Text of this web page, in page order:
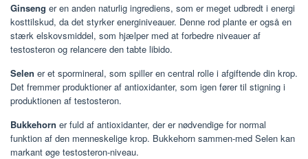
Ginseng er en anden naturlig ingrediens, som er meget udbredt i energi
kosttilskud, da det styrker energiniveauer. Denne rod plante er også en
stærk elskovsmiddel, som hjælper med at forbedre niveauer af
testosteron og relancere den tabte libido.
Selen er et spormineral, som spiller en central rolle i afgiftende din krop.
Det fremmer produktioner af antioxidanter, som igen fører til stigning i
produktionen af testosteron.
Bukkehorn er fuld af antioxidanter, der er nødvendige for normal
funktion af den menneskelige krop. Bukkehorn sammen-med Selen kan
markant øge testosteron-niveau.